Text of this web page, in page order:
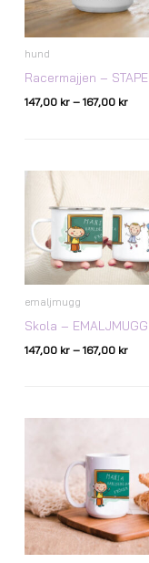
hund
Racermajjen –
147,00 kr – 167,00 kr
emaljmugg
Skola – EMALJMUGG
147,00 kr – 167,00 kr
till
till